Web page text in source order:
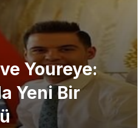
Youreye:
Yeni Bir